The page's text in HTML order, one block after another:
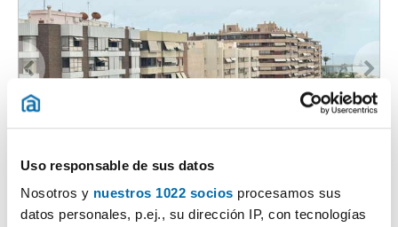
Uso responsable de sus datos
Nosotros y nuestros 1022 socios procesamos sus
datos personales, p.ej., su dirección IP, con tecnologías
1,600€
121m2 3 Bd. 2 Bathrooms